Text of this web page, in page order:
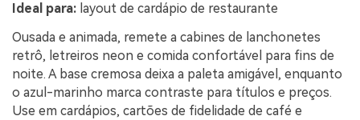
Ideal para: layout de cardápio de restaurante
Ousada e animada, remete a cabines de lanchonetes
retrô, letreiros neon e comida confortável para fins de
noite. A base cremosa deixa a paleta amigável, enquanto
o azul-marinho marca contraste para títulos e preços.
Use em cardápios, cartões de fidelidade de café e